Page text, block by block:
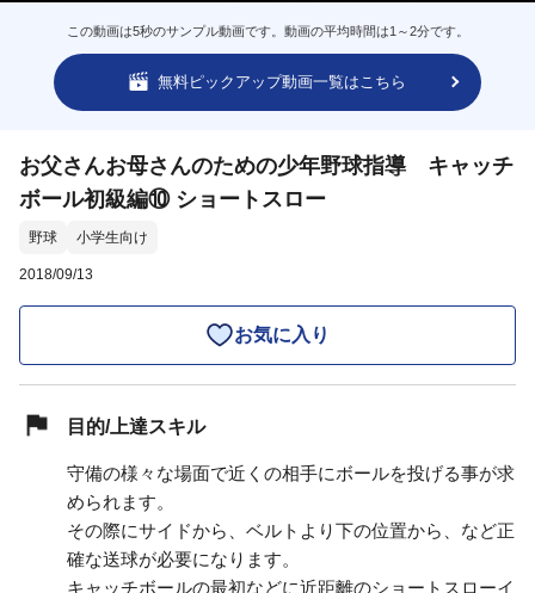
この動画は5秒のサンプル動画です。動画の平均時間は1～2分です。
無料ピックアップ動画一覧はこちら
お父さんお母さんのための少年野球指導 キャッチ
ボール初級編⑩ ショートスロー
野球 小学生向け
2018/09/13
お気に入り
目的/上達スキル
守備の様々な場面で近くの相手にボールを投げる事が求
められます。
その際にサイドから、ベルトより下の位置から、など正
確な送球が必要になります。
キャッチボールの最初などに近距離のショートスローイ